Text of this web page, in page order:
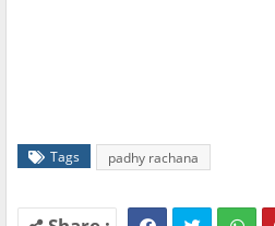
Tags padhy rachana